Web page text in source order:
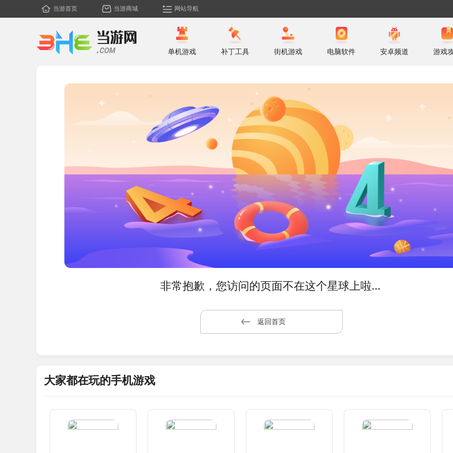
当游首页 当游商城 网站导航
单机游戏 补丁工具 街机游戏 电脑软件 安卓频道 游戏
非常抱歉，您访问的页面不在这个星球上啦...
返回首页
大家都在玩的手机游戏